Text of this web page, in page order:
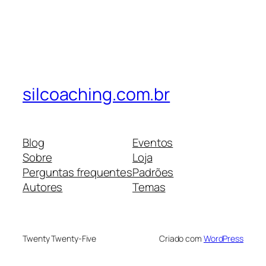
silcoaching.com.br
Blog
Sobre
Perguntas frequentes
Autores
Eventos
Loja
Padrões
Temas
Twenty Twenty-Five Criado com WordPress